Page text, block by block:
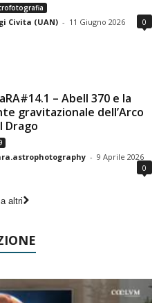
Civita (UAN) - 11 Giugno 2026 0
– Abell 370 e la
gravitazionale dell’Arco
Drago
- 9 Aprile 2026
0
altri